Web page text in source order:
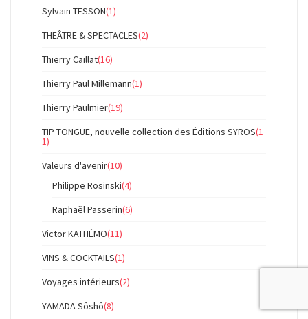
Sylvain TESSON(1)
THEÂTRE & SPECTACLES(2)
Thierry Caillat(16)
Thierry Paul Millemann(1)
Thierry Paulmier(19)
TIP TONGUE, nouvelle collection des Éditions SYROS(1
1)
Valeurs d'avenir(10)
Philippe Rosinski(4)
Raphaël Passerin(6)
Victor KATHÉMO(11)
VINS & COCKTAILS(1)
Voyages intérieurs(2)
YAMADA Sôshô(8)